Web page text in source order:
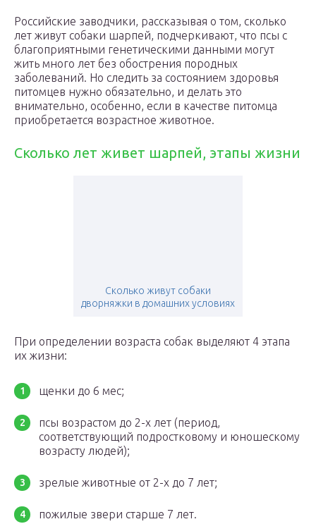
Российские заводчики, рассказывая о том, сколько
лет живут собаки шарпей, подчеркивают, что псы с
благоприятными генетическими данными могут
жить много лет без обострения породных
заболеваний. Но следить за состоянием здоровья
питомцев нужно обязательно, и делать это
внимательно, особенно, если в качестве питомца
приобретается возрастное животное.
Сколько лет живет шарпей, этапы жизни
Сколько живут собаки
дворняжки в домашних условиях
При определении возраста собак выделяют 4 этапа
их жизни:
щенки до 6 мес;
псы возрастом до 2-х лет (период,
соответствующий подростковому и юношескому
возрасту людей);
зрелые животные от 2-х до 7 лет;
пожилые звери старше 7 лет.